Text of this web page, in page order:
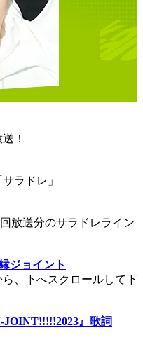
！
ラドレ」
放送分のサラドレライン
ジョイント
、下へスクロールして下
』歌詞